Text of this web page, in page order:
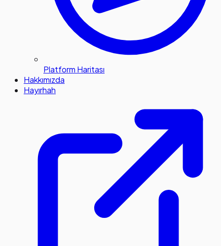
Platform Haritası
Hakkımızda
Hayırhah